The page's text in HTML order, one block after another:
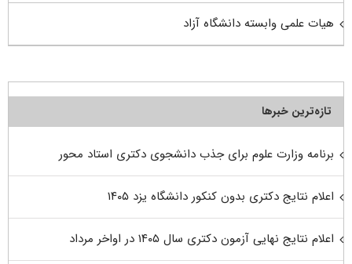
هیات علمی وابسته دانشگاه آزاد
تازه‌ترین خبرها
برنامه وزارت علوم برای جذب دانشجوی دکتری استاد محور
اعلام نتایج دکتری بدون کنکور دانشگاه یزد ۱۴۰۵
اعلام نتایج نهایی آزمون دکتری سال ۱۴۰۵ در اواخر مرداد